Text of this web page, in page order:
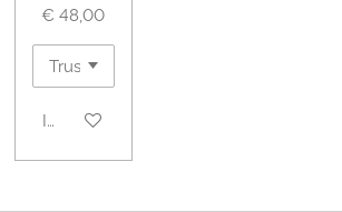
€ 48,00
In winkelwagen